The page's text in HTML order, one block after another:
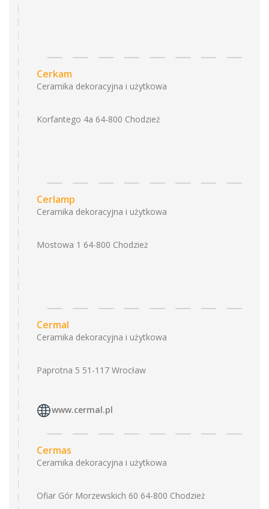
Cerkam
Ceramika dekoracyjna i użytkowa
Korfantego 4a 64-800 Chodzież
Cerlamp
Ceramika dekoracyjna i użytkowa
Mostowa 1 64-800 Chodzież
Cermal
Ceramika dekoracyjna i użytkowa
Paprotna 5 51-117 Wrocław
www.cermal.pl
Cermas
Ceramika dekoracyjna i użytkowa
Ofiar Gór Morzewskich 60 64-800 Chodzież